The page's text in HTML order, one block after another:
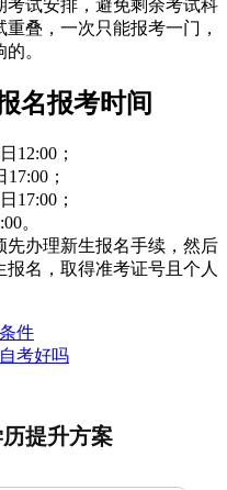
试安排，避免剩余考试科
叠，一次只能报考一门，
。
名报考时间
12:00；
；
17:00；
。
先办理新生报名手续，然后
名，取得准考证号且个人
件
考好吗
提升方案